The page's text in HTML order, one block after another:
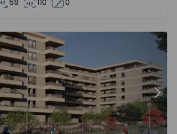
59 110 0